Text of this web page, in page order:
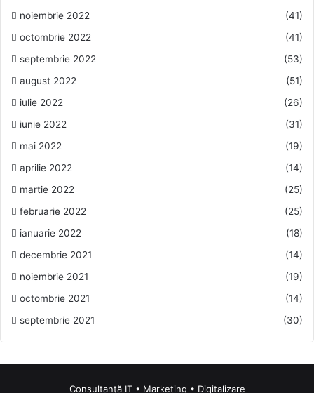
noiembrie 2022
(41)
octombrie 2022
(41)
septembrie 2022
(53)
august 2022
(51)
iulie 2022
(26)
iunie 2022
(31)
mai 2022
(19)
aprilie 2022
(14)
martie 2022
(25)
februarie 2022
(25)
ianuarie 2022
(18)
decembrie 2021
(14)
noiembrie 2021
(19)
octombrie 2021
(14)
septembrie 2021
(30)
Consultanță IT • Marketing • Digitalizare